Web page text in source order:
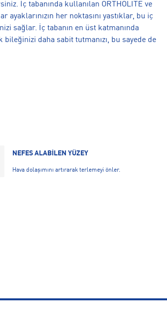
İç tabanında kullanılan ORTHOLITE ve
her noktasını yastıklar, bu iç
sağlar. İç tabanın en üst katmanında
bileğinizi daha sabit tutmanızı, bu sayede de
NEFES ALABİLEN YÜZEY
Hava dolaşımını artırarak terlemeyi önler.